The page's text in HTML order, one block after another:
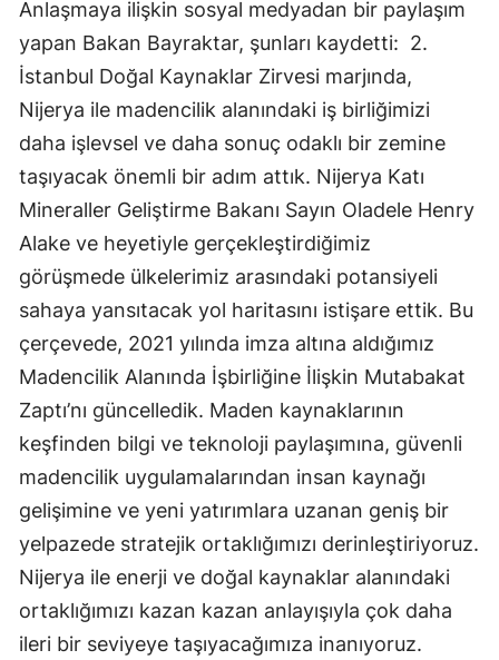
Anlaşmaya ilişkin sosyal medyadan bir paylaşım
yapan Bakan Bayraktar, şunları kaydetti: 2.
İstanbul Doğal Kaynaklar Zirvesi marjında,
Nijerya ile madencilik alanındaki iş birliğimizi
daha işlevsel ve daha sonuç odaklı bir zemine
taşıyacak önemli bir adım attık. Nijerya Katı
Mineraller Geliştirme Bakanı Sayın Oladele Henry
Alake ve heyetiyle gerçekleştirdiğimiz
görüşmede ülkelerimiz arasındaki potansiyeli
sahaya yansıtacak yol haritasını istişare ettik. Bu
çerçevede, 2021 yılında imza altına aldığımız
Madencilik Alanında İşbirliğine İlişkin Mutabakat
Zaptı’nı güncelledik. Maden kaynaklarının
keşfinden bilgi ve teknoloji paylaşımına, güvenli
madencilik uygulamalarından insan kaynağı
gelişimine ve yeni yatırımlara uzanan geniş bir
yelpazede stratejik ortaklığımızı derinleştiriyoruz.
Nijerya ile enerji ve doğal kaynaklar alanındaki
ortaklığımızı kazan kazan anlayışıyla çok daha
ileri bir seviyeye taşıyacağımıza inanıyoruz.